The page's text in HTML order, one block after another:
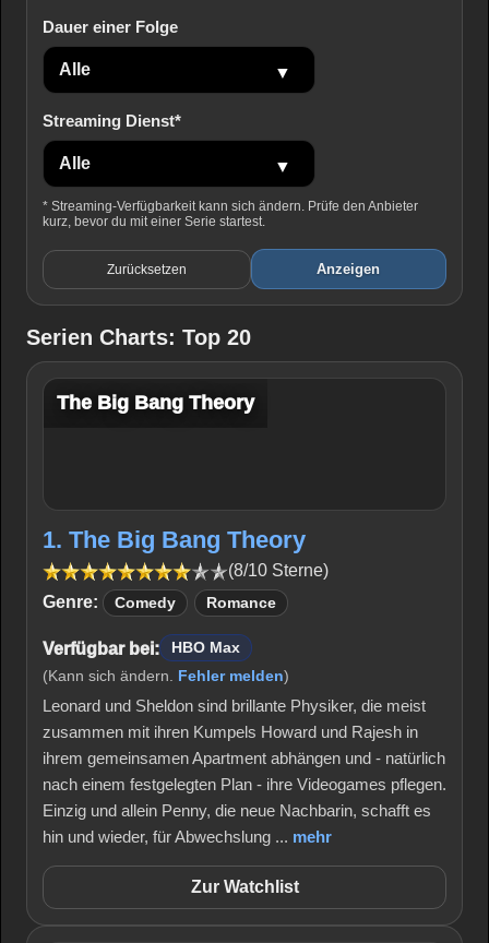
Dauer einer Folge
Streaming Dienst*
* Streaming-Verfügbarkeit kann sich ändern. Prüfe den Anbieter
kurz, bevor du mit einer Serie startest.
Zurücksetzen Anzeigen
Serien Charts: Top 20
The Big Bang Theory
1. The Big Bang Theory
(8/10 Sterne)
Genre:
Comedy Romance
Verfügbar bei:
HBO Max
(Kann sich ändern. Fehler melden)
Leonard und Sheldon sind brillante Physiker, die meist
zusammen mit ihren Kumpels Howard und Rajesh in
ihrem gemeinsamen Apartment abhängen und - natürlich
nach einem festgelegten Plan - ihre Videogames pflegen.
Einzig und allein Penny, die neue Nachbarin, schafft es
hin und wieder, für Abwechslung ... mehr
Zur Watchlist